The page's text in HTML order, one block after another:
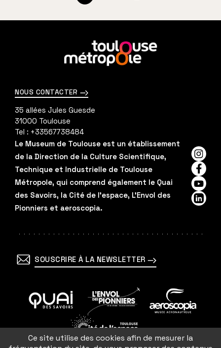
Ce site utilise des cookies afin de mesurer la
i
n
o
n
En
savoir
plus
NOUS CONTACTER
35 allées Jules Guesde
31000 Toulouse
Tel : +33567738484
Le Museum de Toulouse est un établissement
de la Direction de la Culture Scientifique,
Technique et Industrielle de Toulouse
Métropole, qui comprend également le Quai
des Savoirs, la Cité de l'espace, L'Envol des
Pionniers et aeroscopia.
SOUSCRIRE À LA NEWSLETTER
savoir
plus
En
savoir
plus
savoir
plus